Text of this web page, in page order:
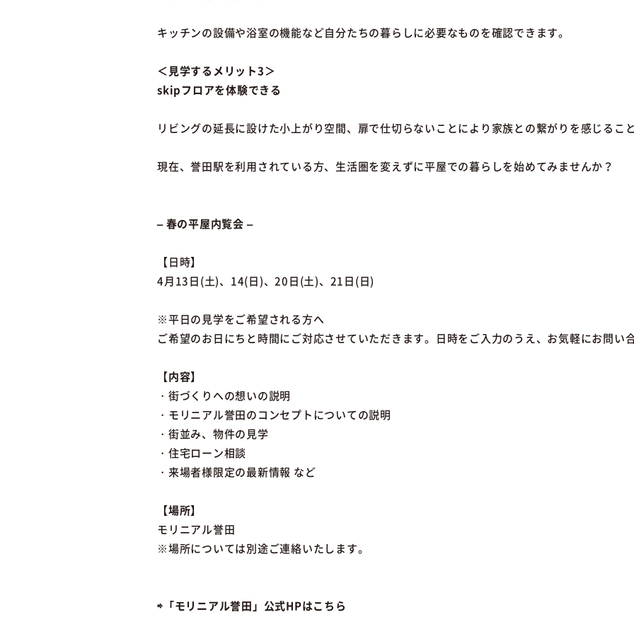
キッチンの設備や浴室の機能など自分たちの暮らしに必要なものを確認できます。
＜見学するメリット3＞
skipフロアを体験できる
リビングの延長に設けた小上がり空間、扉で仕切らないことにより家族との繋がりを感じるこ
現在、誉田駅を利用されている方、生活圏を変えずに平屋での暮らしを始めてみませんか？
– 春の平屋内覧会 –
【日時】
4月13日(土)、14(日)、20日(土)、21日(日)
※平日の見学をご希望される方へ
ご希望のお日にちと時間にご対応させていただきます。日時をご入力のうえ、お気軽にお問い
【内容】
・街づくりへの想いの説明
・モリニアル誉田のコンセプトについての説明
・街並み、物件の見学
・住宅ローン相談
・来場者様限定の最新情報 など
【場所】
モリニアル誉田
※場所については別途ご連絡いたします。
⇨「モリニアル誉田」公式HPはこちら